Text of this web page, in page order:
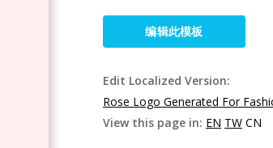
编辑此模板
Edit Localized Version:
Rose Logo Generated For
View this page in: EN TW CN